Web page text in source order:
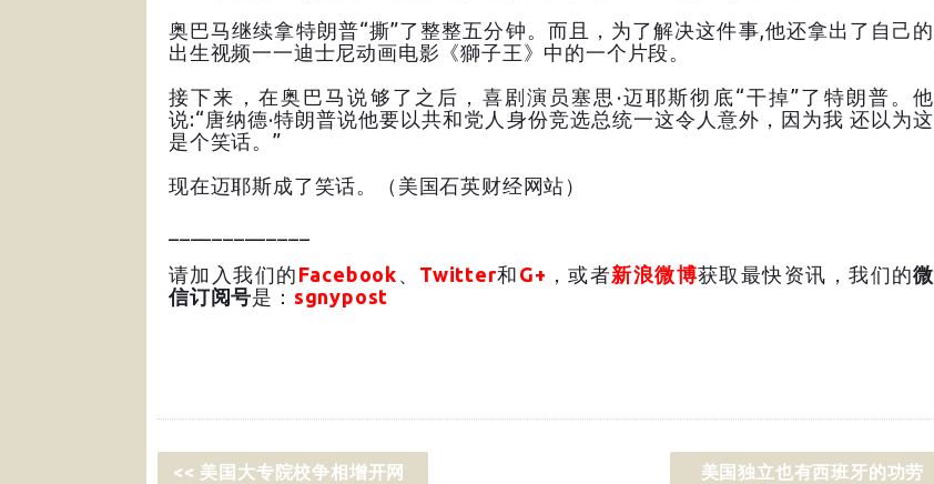
奥巴马继续拿特朗普“撕”了整整五分钟。而且，为了解决这件事,他还拿出了自己的
出生视频一一迪士尼动画电影《獅子王》中的一个片段。
接下来，在奥巴马说够了之后，喜剧演员塞思·迈耶斯彻底“干掉”了特朗普。他
说:“唐纳德·特朗普说他要以共和党人身份竞选总统一这令人意外，因为我 还以为这
是个笑话。”
现在迈耶斯成了笑话。（美国石英财经网站）
请加入我们的 Facebook 、 Twitter和 G+ ，或者新浪微博获取最快资讯，我们的微
信订阅号是： sgnypost
<< 美国大专院校争相增开网 美国独立也有西班牙的功劳